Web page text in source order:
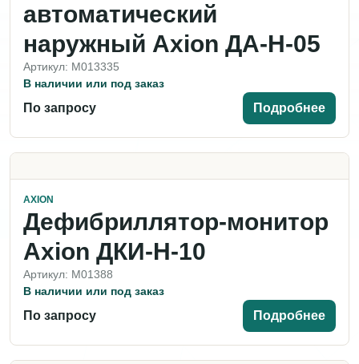
автоматический
наружный Axion ДА-Н-05
Артикул: M013335
В наличии или под заказ
По запросу Подробнее
AXION
Дефибриллятор-монитор
Axion ДКИ-Н-10
Артикул: M01388
В наличии или под заказ
По запросу Подробнее